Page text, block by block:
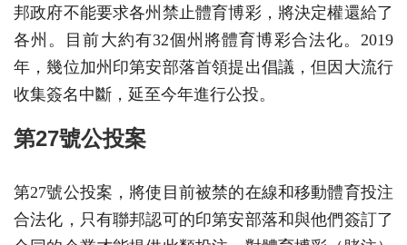
邦政府不能要求各州禁止體育博彩，將決定權還給了
各州。目前大約有32個州將體育博彩合法化。2019
年，幾位加州印第安部落首領提出倡議，但因大流行
收集簽名中斷，延至今年進行公投。
第27號公投案
第27號公投案，將使目前被禁的在線和移動體育投注
合法化，只有聯邦認可的印第安部落和與他們簽訂了